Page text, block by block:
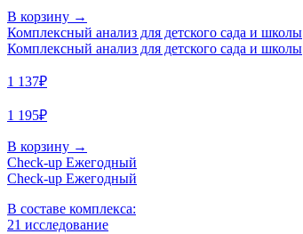
В корзину →
Комплексный анализ для детского сада и школы
Комплексный анализ для детского сада и школы
1 137₽
1 195₽
В корзину →
Check-up Ежегодный
Check-up Ежегодный
В составе комплекса:
21 исследование